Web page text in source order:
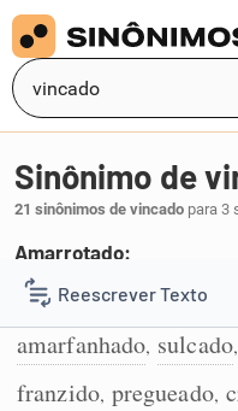
Reescrever Texto
Resumir Texto
Sinônimo de
21 sinônimos de vincado para 3
Amarrotado:
1 amassado,
amarfanhado, sulcado,
franzido, pregueado,